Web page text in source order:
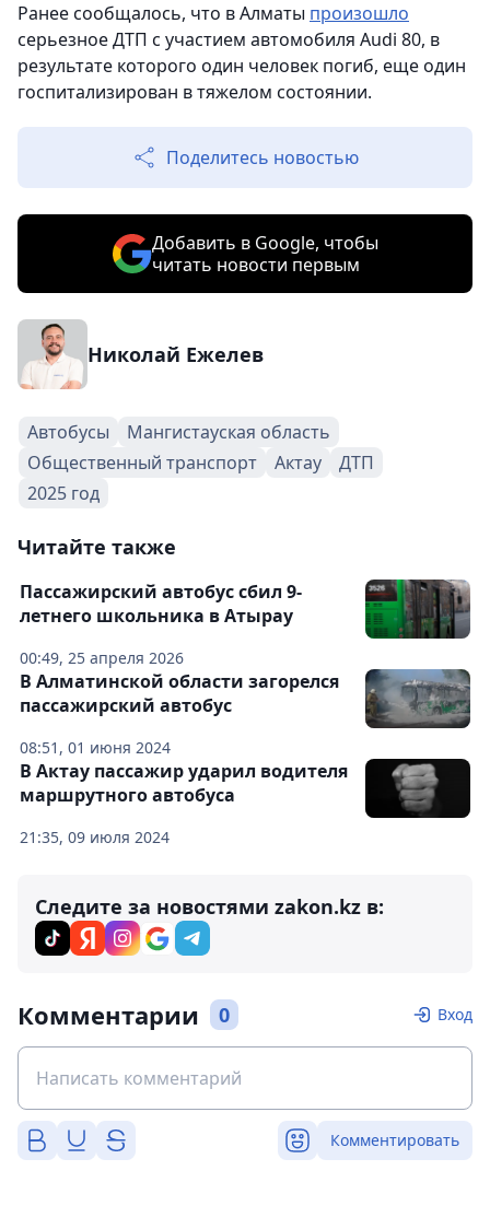
Ранее сообщалось, что в Алматы произошло
серьезное ДТП с участием автомобиля Audi 80, в
результате которого один человек погиб, еще один
госпитализирован в тяжелом состоянии.
Поделитесь новостью
Добавить в Google, чтобы
читать новости первым
Николай Ежелев
Автобусы
Мангистауская область
Общественный транспорт
Актау
ДТП
2025 год
Читайте также
00:49, 25 апреля 2026
Пассажирский автобус сбил 9-
летнего школьника в Атырау
08:51, 01 июня 2024
В Алматинской области загорелся
пассажирский автобус
21:35, 09 июля 2024
В Актау пассажир ударил водителя
маршрутного автобуса
Следите за новостями zakon.kz в:
Комментарии 0 Вход
Комментировать